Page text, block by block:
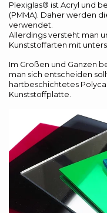
Plexiglas® ist Acryl und
(PMMA). Daher werden
verwendet.
Allerdings versteht man
Kunststoffarten mit
Im Großen und Ganzen
man sich entscheiden
hartbeschichtetes
Kunststoffplatte.